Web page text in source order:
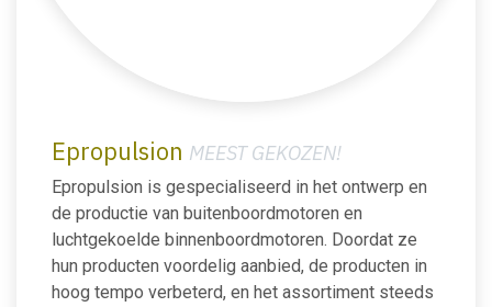
Epropulsion MEEST GEKOZEN!
Epropulsion is gespecialiseerd in het ontwerp en
de productie van buitenboordmotoren en
luchtgekoelde binnenboordmotoren. Doordat ze
hun producten voordelig aanbied, de producten in
hoog tempo verbeterd, en het assortiment steeds